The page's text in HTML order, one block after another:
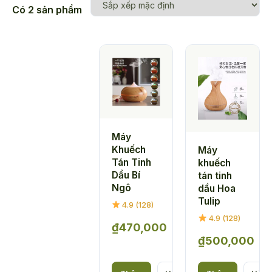
Có 2 sản phẩm
Máy
Khuếch
Tán Tinh
Dầu Bí
Ngô
4.9 (128)
₫470,000
Máy
khuếch
tán tinh
dầu Hoa
Tulip
4.9 (128)
₫500,000